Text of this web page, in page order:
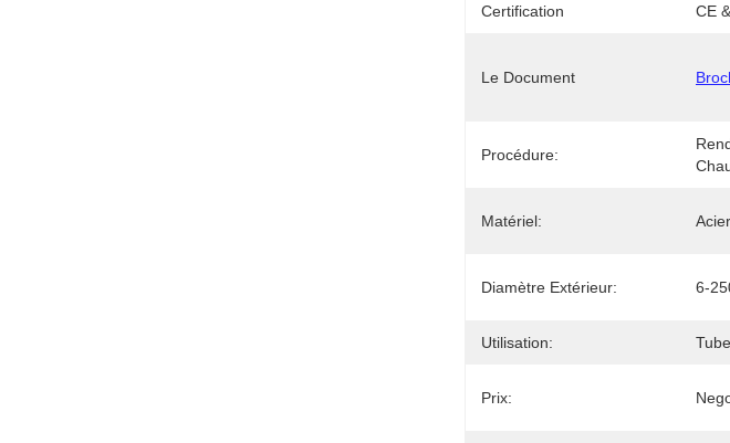
Certification CE
Le Document
Procédure:
Matériel:
Diamètre Extérieur: 6-
Utilisation:
Prix: